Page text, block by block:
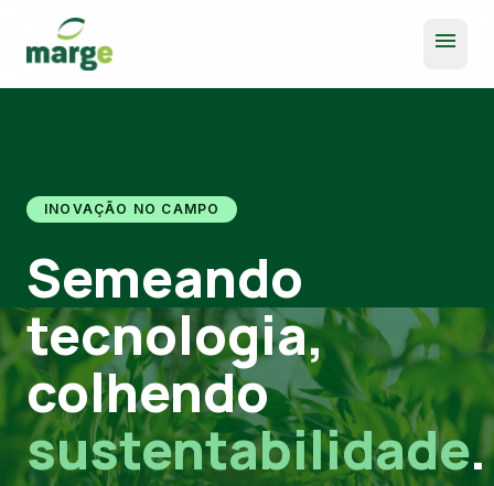
menu
INOVAÇÃO NO CAMPO
Semeando
tecnologia,
colhendo
sustentabilidade.